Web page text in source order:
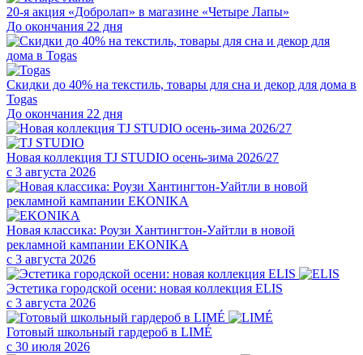
20-я акция «Добролап» в магазине «Четыре Лапы»
До окончания 22 дня
Скидки до 40% на текстиль, товары для сна и декор для дома в
Togas
До окончания 22 дня
Новая коллекция TJ STUDIO осень-зима 2026/27
с 3 августа 2026
Новая классика: Роузи Хантингтон-Уайтли в новой
рекламной кампании EKONIKA
с 3 августа 2026
Эстетика городской осени: новая коллекция ELIS
с 3 августа 2026
Готовый школьный гардероб в LIMÉ
с 30 июля 2026